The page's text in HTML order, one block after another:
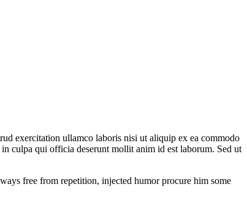
exercitation ullamco laboris nisi ut aliquip ex ea commodo
culpa qui officia deserunt mollit anim id est laborum. Sed ut
free from repetition, injected humor procure him some